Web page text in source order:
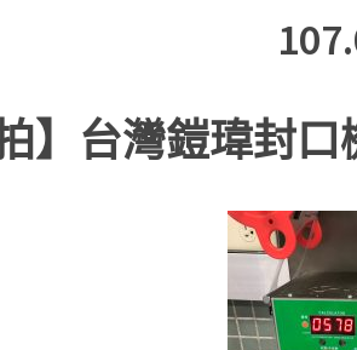
拍】台灣鎧瑋封